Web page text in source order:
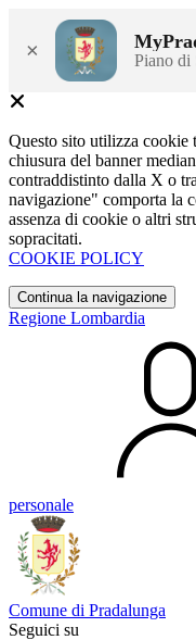
× Piano di
Questo sito utilizza cookie
chiusura del banner
contraddistinto dalla X o
navigazione" comporta la
assenza di cookie o altri
sopracitati.
COOKIE POLICY
Continua la navigazione
Regione Lombardia
personale
Comune di Pradalunga
Seguici su